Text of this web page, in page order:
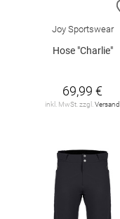
Joy Sportswear
Hose "Charlie"
69,99 €
inkl. MwSt. zzgl.Versand